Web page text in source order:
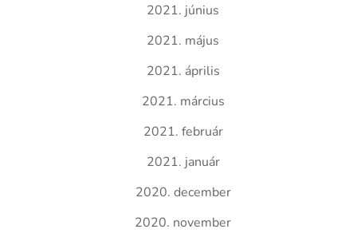
2021. június
2021. május
2021. április
2021. március
2021. február
2021. január
2020. december
2020. november